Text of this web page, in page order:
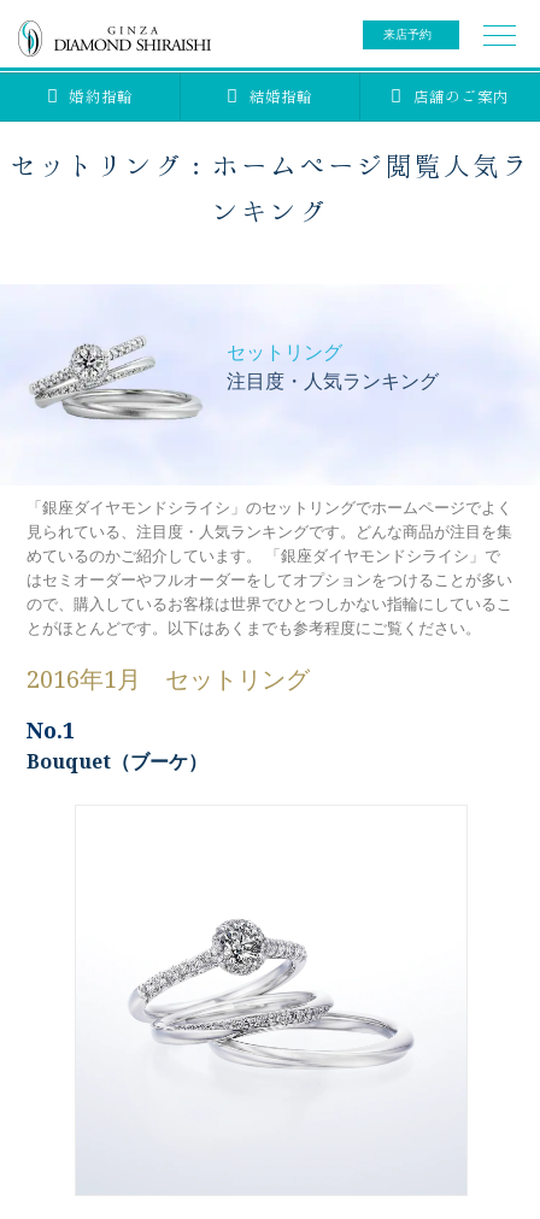
来店予約
婚約指輪 結婚指輪 店舗のご案内
0078-6000-5222
婚約指輪
結婚指輪
エタニティリング
クローズアップ
ブライダルアイテム
ブライダルアイテム
アニバーサリージュエリー
ベビージュエリー
ラブレタージュエリー
アニバーサリージュエリー
セットリングコレクション
商品クオリティ
指輪の品質・特徴
ブランドコンセプト
お客様への想い
パーフェクトフィットカウンセリング
プロフェッショナルズ
サービス
永久保証サービス
セミ・フルオーダー
リングコラム
セットリング：ホームページ閲覧人気ラ
ンキング
ランキング
ランキング
セットリング
閲覧人気
ランキング
セットリング
注目度・人気ランキング
「銀座ダイヤモンドシライシ」のセットリングでホームページでよく
見られている、注目度・人気ランキングです。どんな商品が注目を集
めているのかご紹介しています。 「銀座ダイヤモンドシライシ」で
はセミオーダーやフルオーダーをしてオプションをつけることが多い
ので、購入しているお客様は世界でひとつしかない指輪にしているこ
とがほとんどです。以下はあくまでも参考程度にご覧ください。
2016年1月 セットリング
No.1
Bouquet（ブーケ）